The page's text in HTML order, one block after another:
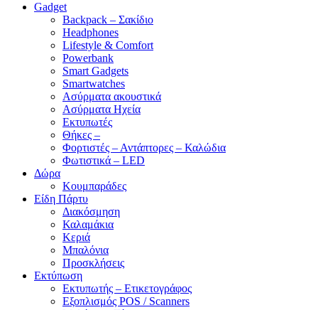
Gadget
Backpack – Σακίδιο
Headphones
Lifestyle & Comfort
Powerbank
Smart Gadgets
Smartwatches
Ασύρματα ακουστικά
Ασύρματα Ηχεία
Εκτυπωτές
Θήκες –
Φορτιστές – Αντάπτορες – Καλώδια
Φωτιστικά – LED
Δώρα
Κουμπαράδες
Είδη Πάρτυ
Διακόσμηση
Καλαμάκια
Κεριά
Μπαλόνια
Προσκλήσεις
Εκτύπωση
Εκτυπωτής – Ετικετογράφος
Εξοπλισμός POS / Scanners